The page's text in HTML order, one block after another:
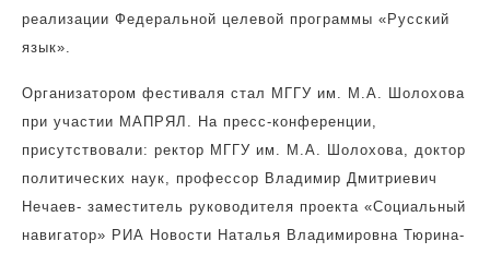
реализации Федеральной целевой программы «Русский
язык».
Организатором фестиваля стал МГГУ им. М.А. Шолохова
при участии МАПРЯЛ. На пресс-конференции,
присутствовали: ректор МГГУ им. М.А. Шолохова, доктор
политических наук, профессор Владимир Дмитриевич
Нечаев- заместитель руководителя проекта «Социальный
навигатор» РИА Новости Наталья Владимировна Тюрина-